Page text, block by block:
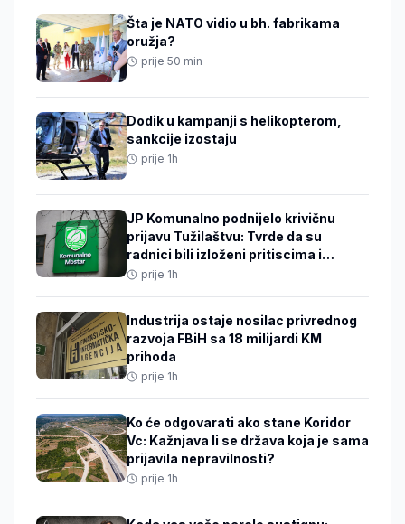
Šta je NATO vidio u bh. fabrikama
oružja?
prije 50 min
Dodik u kampanji s helikopterom,
sankcije izostaju
prije 1h
JP Komunalno podnijelo krivičnu
prijavu Tužilaštvu: Tvrde da su
radnici bili izloženi pritiscima i
manipulacijama
prije 1h
Industrija ostaje nosilac privrednog
razvoja FBiH sa 18 milijardi KM
prihoda
prije 1h
Ko će odgovarati ako stane Koridor
Vc: Kažnjava li se država koja je sama
prijavila nepravilnosti?
prije 1h